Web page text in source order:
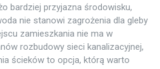
bardziej przyjazna środowisku,
nie stanowi zagrożenia dla gleby
zamieszkania nie ma w
rozbudowy sieci kanalizacyjnej,
ścieków to opcja, którą warto